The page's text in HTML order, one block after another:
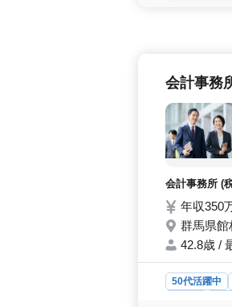
で、能力に
す。 ＜魅力
ご経験者の
会計事務
会計事務所 (
年収350
群馬県館
42.8歳 /
50代活躍中